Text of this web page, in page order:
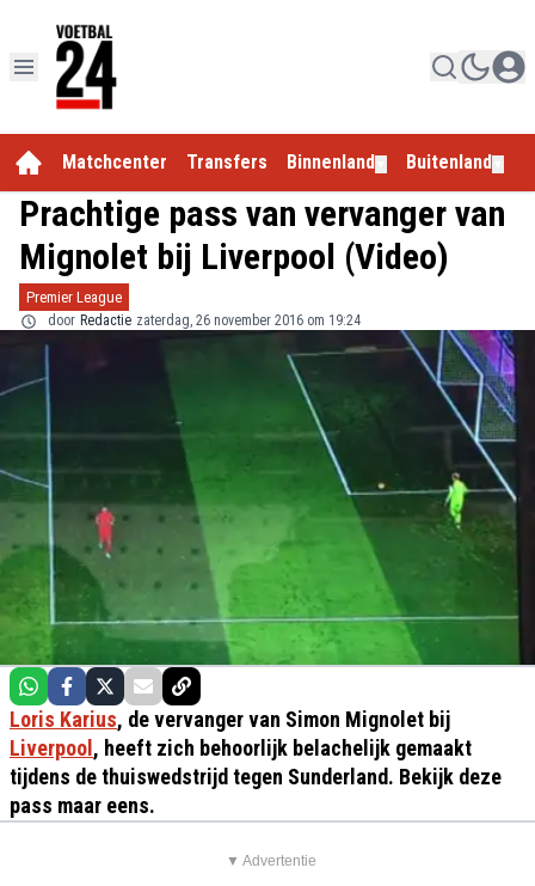
Matchcenter Transfers Binnenland Buitenland
Prachtige pass van vervanger van
Mignolet bij Liverpool (Video)
Premier League
door Redactie zaterdag, 26 november 2016 om 19:24
Loris Karius, de vervanger van Simon Mignolet bij
Liverpool , heeft zich behoorlijk belachelijk gemaakt
tijdens de thuiswedstrijd tegen Sunderland. Bekijk deze
pass maar eens.
▼ Advertentie